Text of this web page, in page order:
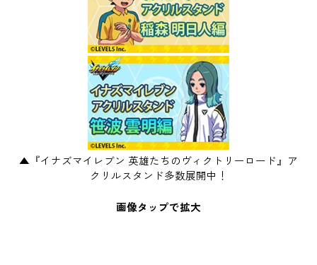
▲『イナズマイレブン 英雄たちのヴィクトリーロード』ア
クリルスタンド多数展開中！
画像タップで拡大